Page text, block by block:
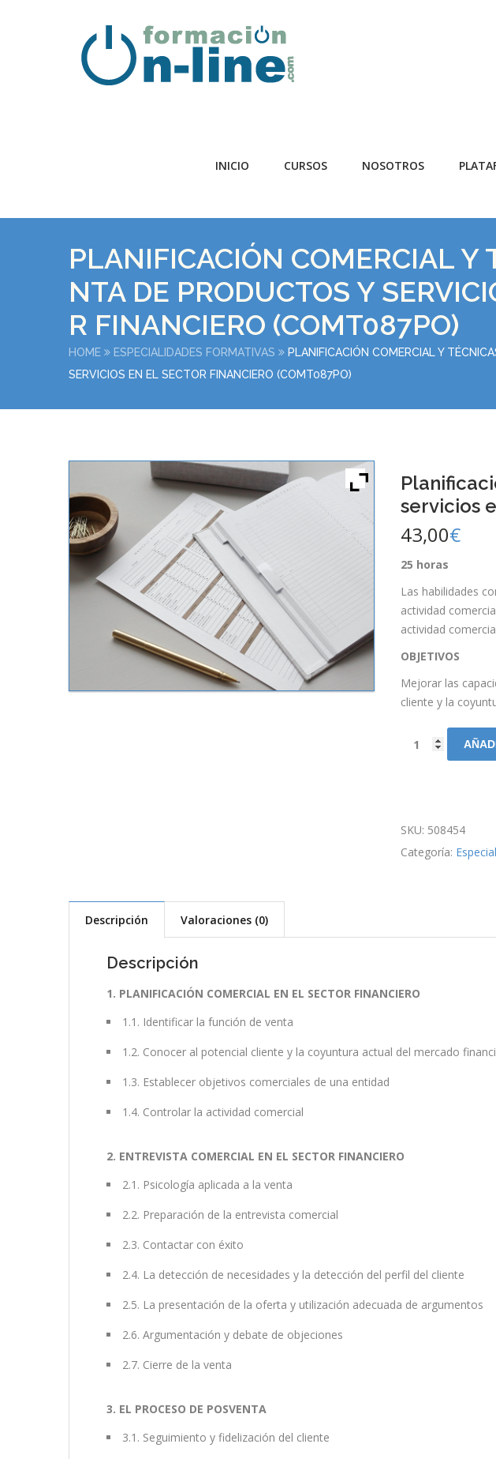
INICIO CURSOS NOSOTROS
PLANIFICACIÓN COMERCIAL Y
NTA DE PRODUCTOS Y
R FINANCIERO (COMT087PO)
HOME ESPECIALIDADES FORMATIVAS
PLANIFICACIÓN COMERCIAL Y
SERVICIOS EN EL SECTOR FINANCIERO (COMT087PO)
servicios
43,00€
25 horas
Las habilidades
actividad
actividad
OBJETIVOS
Mejorar las
cliente y la
SKU: 508454
Categoría:
Descripción Valoraciones (0)
Descripción
1. PLANIFICACIÓN COMERCIAL EN EL SECTOR FINANCIERO
1.1. Identificar la función de venta
1.2. Conocer al potencial cliente y la coyuntura actual del mercado
1.3. Establecer objetivos comerciales de una entidad
1.4. Controlar la actividad comercial
2. ENTREVISTA COMERCIAL EN EL SECTOR FINANCIERO
2.1. Psicología aplicada a la venta
2.2. Preparación de la entrevista comercial
2.3. Contactar con éxito
2.4. La detección de necesidades y la detección del perfil del cliente
2.5. La presentación de la oferta y utilización adecuada de argumentos
2.6. Argumentación y debate de objeciones
2.7. Cierre de la venta
3. EL PROCESO DE POSVENTA
3.1. Seguimiento y fidelización del cliente